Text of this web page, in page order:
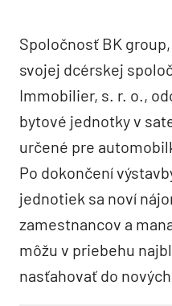
Spoločnosť BK
svojej dcérskej
Immobilier, s. r. o.,
bytové jednotky v
určené pre
Po dokončení
jednotiek sa noví
zamestnancov a
môžu v priebehu
nasťahovať do